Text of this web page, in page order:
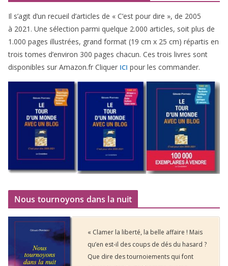
Il s’agit d’un recueil d’ar­ticles de « C’est pour dire », de 2005
à 2021 . Une sélec­tion par­mi quelque 2.000 articles, soit plus de
1 .000 pages illus­trées, grand for­mat (19 cm x 25 cm) répar­tis en
trois tomes d’environ 300 pages cha­cun. Ces trois livres sont
dis­po­nibles sur Amazon​.fr Cliquer ICI pour les commander.
Nous tournoyons dans la nuit
« Clamer la liberté, la belle affaire ! Mais
qu’en est-il des coups de dés du hasard ?
Que dire des tournoiements qui font